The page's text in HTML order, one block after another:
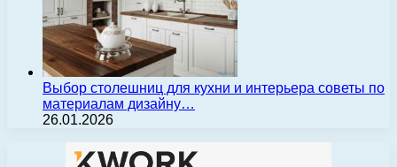
Выбор столешниц для кухни и интерьера советы по
материалам дизайну…
26.01.2026